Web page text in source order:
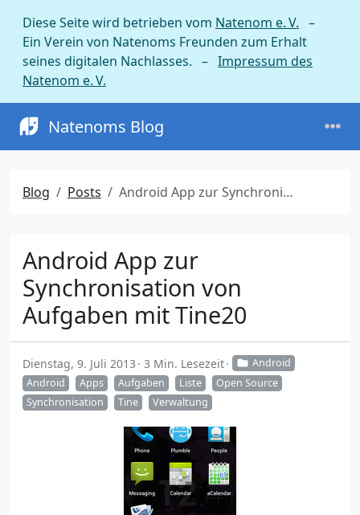
Diese Seite wird betrieben vom Natenom e. V. –
Ein Verein von Natenoms Freunden zum Erhalt
seines digitalen Nachlasses. – Impressum des
Natenom e. V.
Natenoms Blog
Blog Posts Android App zur Synchronisation von Aufgaben mit Tine20
Android App zur
Synchronisation von
Aufgaben mit Tine20
Dienstag, 9. Juli 2013 3 Min. Lesezeit
Android
Android
Apps Aufgaben Liste
Open Source
Synchronisation
Tine Verwaltung